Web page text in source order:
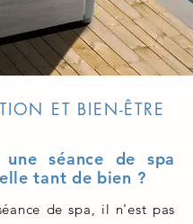
ET BIEN-ÊTRE
une séance de spa
tant de bien ?
de spa, il n'est pas